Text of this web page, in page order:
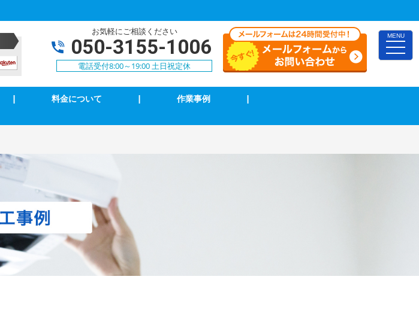
MENU
toggle
お気軽にご相談ください
050-3155-1006
電話受付8:00～19:00 土日祝定休
エアコン修理・取付
TVアンテナ修理・取付
換気扇等修理・取付
| 料金について | 作業事例
|